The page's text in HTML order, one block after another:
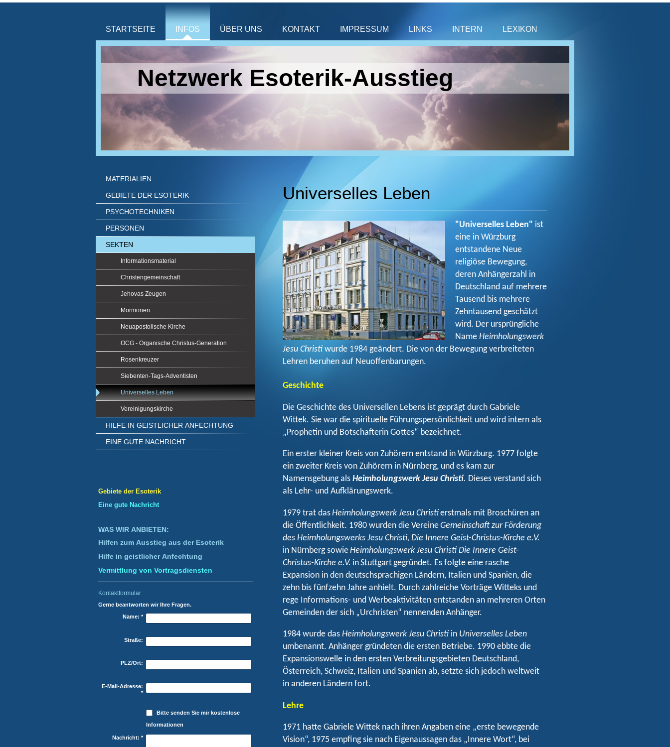
STARTSEITE INFOS ÜBER UNS KONTAKT IMPRESSUM LINKS INTERN LEXIKON
Netzwerk Esoterik-Ausstieg
Universelles Leben
"Universelles Leben" ist
eine in Würzburg
entstandene Neue
religiöse Bewegung,
deren Anhängerzahl in
Deutschland auf mehrere
Tausend bis mehrere
Zehntausend geschätzt
wird. Der ursprüngliche
Name Heimholungswerk
Jesu Christi wurde 1984 geändert. Die von der Bewegung verbreiteten
Lehren beruhen auf Neuoffenbarungen.
Geschichte
Die Geschichte des Universellen Lebens ist geprägt durch Gabriele
Wittek. Sie war die spirituelle Führungspersönlichkeit und wird intern als
„Prophetin und Botschafterin Gottes“ bezeichnet.
Ein erster kleiner Kreis von Zuhörern entstand in Würzburg. 1977 folgte
ein zweiter Kreis von Zuhörern in Nürnberg, und es kam zur
Namensgebung als Heimholungswerk Jesu Christi. Dieses verstand sich
als Lehr- und Aufklärungswerk.
1979 trat dasHeimholungswerk Jesu Christierstmals mit Broschüren an
die Öffentlichkeit. 1980 wurden die VereineGemeinschaft zur Förderung
des Heimholungswerks Jesu Christi, Die Innere Geist-Christus-Kirche e.V.
in Nürnberg sowieHeimholungswerk Jesu Christi Die Innere Geist-
Christus-Kirche e.V. inStuttgart gegründet. Es folgte eine rasche
Expansion in den deutschsprachigen Ländern, Italien und Spanien, die
zehn bis fünfzehn Jahre anhielt. Durch zahlreiche Vorträge Witteks und
rege Informations- und Werbeaktivitäten entstanden an mehreren Orten
Gemeinden der sich „Urchristen“ nennenden Anhänger.
1984 wurde das Heimholungswerk Jesu Christi in Universelles Leben
umbenannt. Anhänger gründeten die ersten Betriebe. 1990 ebbte die
Expansionswelle in den ersten Verbreitungsgebieten Deutschland,
Österreich, Schweiz, Italien und Spanien ab, setzte sich jedoch weltweit
in anderen Ländern fort.
Lehre
1971 hatte Gabriele Wittek nach ihren Angaben eine „erste bewegende
Vision“, 1975 empfing sie nach Eigenaussagen das „Innere Wort“, bei
MATERIALIEN
GEBIETE DER ESOTERIK
PSYCHOTECHNIKEN
PERSONEN
SEKTEN
Informationsmaterial
Christengemeinschaft
Jehovas Zeugen
Mormonen
Neuapostolische Kirche
OCG - Organische Christus-Generation
Rosenkreuzer
Siebenten-Tags-Adventisten
Universelles Leben
Vereinigungskirche
HILFE IN GEISTLICHER ANFECHTUNG
EINE GUTE NACHRICHT
Gebiete der Esoterik
Eine gute Nachricht
WAS WIR ANBIETEN:
Hilfen zum Ausstieg aus der Esoterik
Hilfe in geistlicher Anfechtung
Vermittlung von Vortragsdiensten
Kontaktformular
Gerne beantworten wir Ihre Fragen.
Name: *
Straße:
PLZ/Ort:
E-Mail-Adresse:
*
Bitte senden Sie mir kostenlose
Informationen
Nachricht: *